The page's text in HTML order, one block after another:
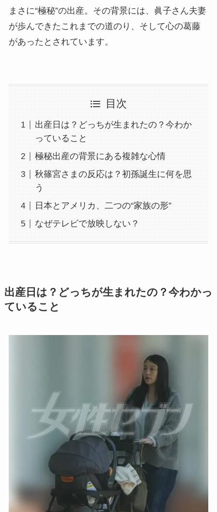
まさに“極秘”の出産。その背景には、眞子さん夫妻
が歩んできたこれまでの道のり、そして心の葛藤
があったとされています。
目次
出産日は？どっちが生まれたの？今わか
っていること
極秘出産の背景にある複雑な心情
秋篠宮さまの反応は？初孫誕生に何を思
う
日本とアメリカ、二つの“家族の形”
なぜテレビで放映しない？
出産日は？どっちが生まれたの？今わかっ
ていること